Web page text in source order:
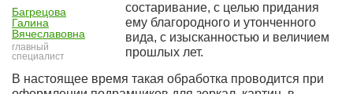
Багрецова
Галина
Вячеславовна
главный
специалист
состаривание, с целью придания
ему благородного и утонченного
вида, с изысканностью и величием
прошлых лет.
В настоящее время такая обработка проводится при